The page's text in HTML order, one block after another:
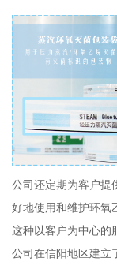
公司还定期为客户提
好地使用和维护环氧
这种以客户为中心的
公司在信阳地区建立